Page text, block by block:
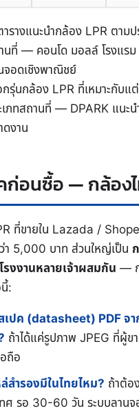
กรุ่นกล้อง LPR ที่เหมาะกับแ
เภทสถานที่ — DPARK แนะน
ดงาน
ก่อนซื้อ — กล้อง
ที่ขายใน Lazada /
า 5,000 บาท ส่วนใหญ่เป็น
รงงานหลายเจ้าผสมกัน —
:
เปค (datasheet) PDF จ
ถ้าได้แค่รูปภาพ JPEG ที่ผู้ข
อถือ
ล่สำรองมีในไทยไหม? ถ้าต้อ
ทศ รอ 30-60 วัน ระบบลานจ